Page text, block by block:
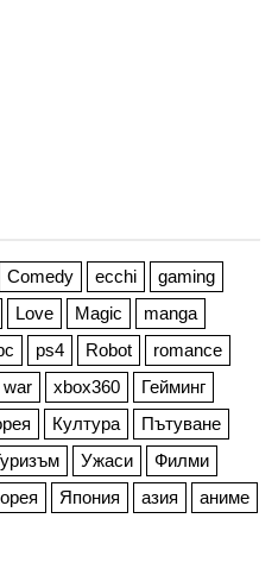
Comedy ecchi
gaming
Love Magic
manga
ps4 Robot
romance
war xbox360
Гейминг
Култура
Пътуване
Ужаси
Филми
Япония азия
аниме